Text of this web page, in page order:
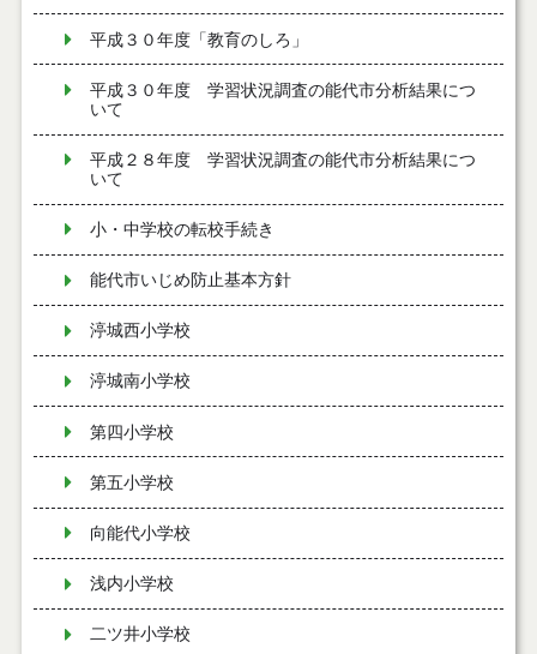
平成３０年度「教育のしろ」
平成３０年度 学習状況調査の能代市分析結果につ
いて
平成２８年度 学習状況調査の能代市分析結果につ
いて
小・中学校の転校手続き
能代市いじめ防止基本方針
渟城西小学校
渟城南小学校
第四小学校
第五小学校
向能代小学校
浅内小学校
二ツ井小学校